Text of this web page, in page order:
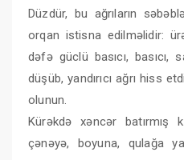
Düzdür, bu ağrıların
orqan istisna edilməlidir:
dəfə güclü basıcı,
düşüb, yandırıcı ağrı hiss
olunun.
Kürəkdə xəncər batırmış
çənəyə, boyuna, qulağa